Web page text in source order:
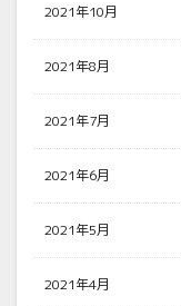
2021年10月
2021年8月
2021年7月
2021年6月
2021年5月
2021年4月